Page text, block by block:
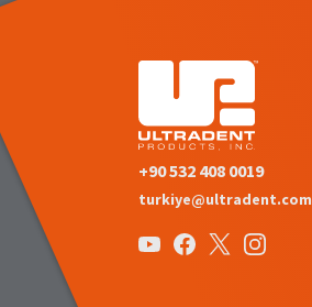
+90 532 408 0019
turkiye@ultradent.com